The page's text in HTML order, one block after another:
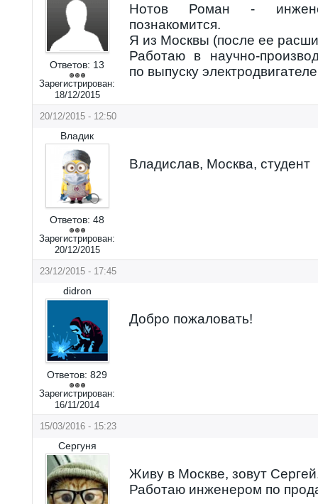
Ответов: 13
Зарегистрирован:
18/12/2015
Нотов Роман -
познакомится.
Я из Москвы (после ее
Работаю в научно-
по выпуску
20/12/2015 - 12:50
Владик
Ответов: 48
Зарегистрирован:
20/12/2015
Владислав, Москва, студент
23/12/2015 - 17:45
didron
Ответов: 829
Зарегистрирован:
16/11/2014
Добро пожаловать!
15/03/2016 - 15:23
Сергуня
Живу в Москве, зовут
Работаю инженером по